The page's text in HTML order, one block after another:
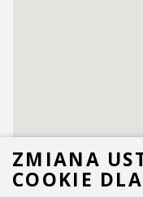
ZMIANA
COOKIE